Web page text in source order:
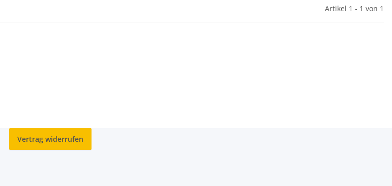
Artikel 1 - 1 von 1
Vertrag widerrufen